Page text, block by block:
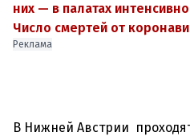
них — в палатах
Число смертей от
Реклама
В Нижней Австрии